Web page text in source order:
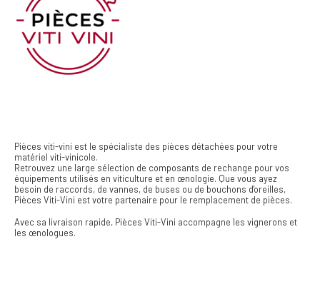
Pièces viti-vini est le spécialiste des pièces détachées pour votre
matériel viti-vinicole.
Retrouvez une large sélection de composants de rechange pour vos
équipements utilisés en viticulture et en œnologie. Que vous ayez
besoin de raccords, de vannes, de buses ou de bouchons d'oreilles,
Pièces Viti-Vini est votre partenaire pour le remplacement de pièces.
Avec sa livraison rapide, Pièces Viti-Vini accompagne les vignerons et
les œnologues.